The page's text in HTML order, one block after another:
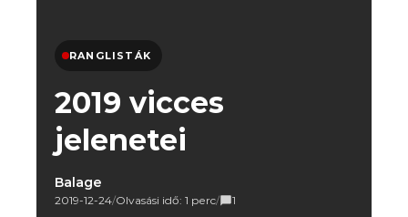
RANGLISTÁK
2019 vicces
jelenetei
Balage
2019-12-24/Olvasási idő: 1 perc/ 1